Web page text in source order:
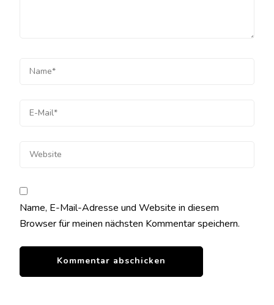
Name, E-Mail-Adresse und Website in diesem
Browser für meinen nächsten Kommentar speichern.